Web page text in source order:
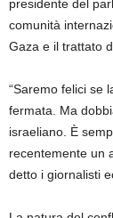
presidente del
comunità
Gaza e il trattato
“Saremo felici se
fermata. Ma
israeliano. È
recentemente un
detto i giornalisti